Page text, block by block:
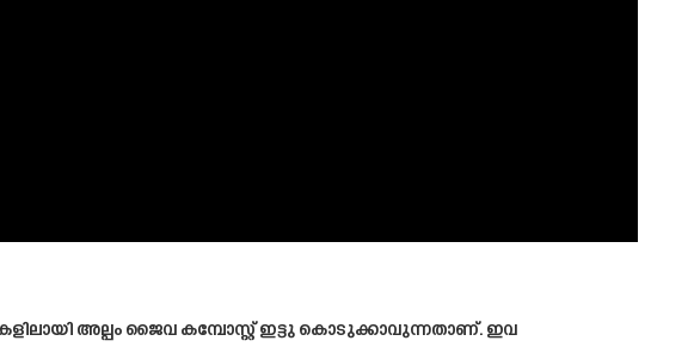
അല്പം ജൈവ കമ്പോസ്റ്റ് ഇട്ടു കൊടുക്കാവുന്നതാണ്. ഇവ